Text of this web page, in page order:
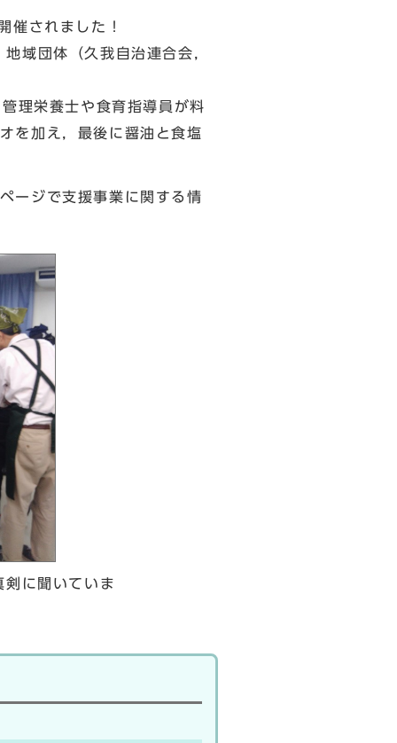
されました！
域団体（久我自治連合会，
理栄養士や食育指導員が料
を加え，最後に醤油と食塩
ージで支援事業に関する情
剣に聞いていま